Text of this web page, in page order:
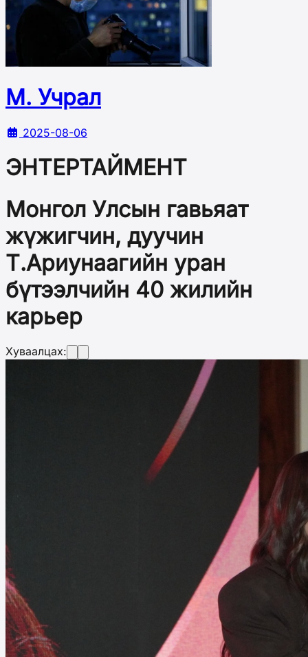
М. Учрал
2025-08-06
ЭНТЕРТАЙМЕНТ
Монгол Улсын гавьяат
жүжигчин, дуучин
Т.Ариунаагийн уран
бүтээлчийн 40 жилийн
карьер
Хуваалцах: